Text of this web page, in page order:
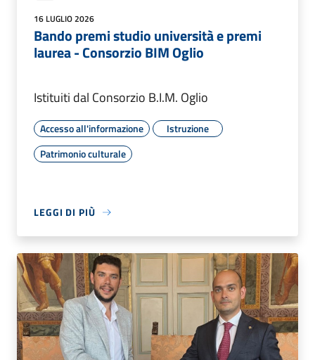
16 LUGLIO 2026
Bando premi studio università e premi
laurea - Consorzio BIM Oglio
Istituiti dal Consorzio B.I.M. Oglio
Accesso all'informazione
Istruzione
Patrimonio culturale
LEGGI DI PIÙ